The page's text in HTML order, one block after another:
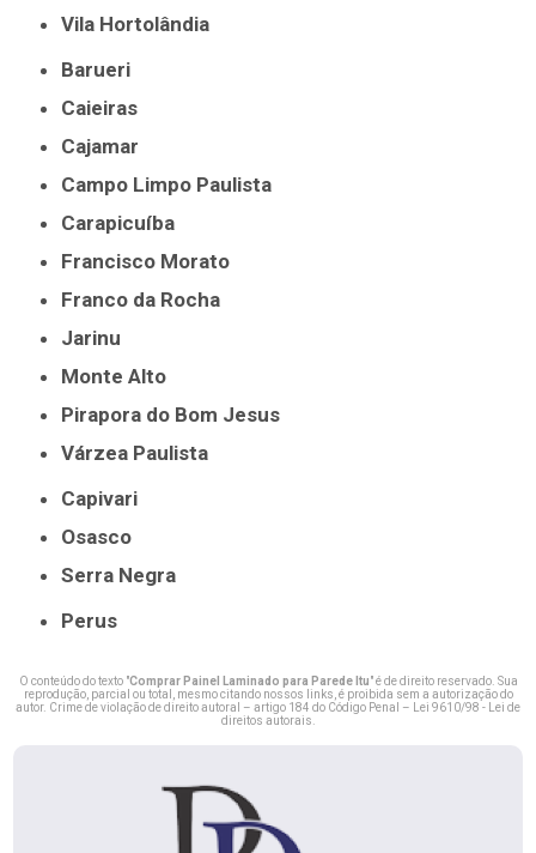
Vila Hortolândia
Barueri
Caieiras
Cajamar
Campo Limpo Paulista
Carapicuíba
Francisco Morato
Franco da Rocha
Jarinu
Monte Alto
Pirapora do Bom Jesus
Várzea Paulista
Capivari
Osasco
Serra Negra
Perus
O conteúdo do texto "Comprar Painel Laminado para Parede Itu" é de direito reservado. Sua
reprodução, parcial ou total, mesmo citando nossos links, é proibida sem a autorização do
autor. Crime de violação de direito autoral – artigo 184 do Código Penal –
Lei 9610/98 - Lei de
direitos autorais